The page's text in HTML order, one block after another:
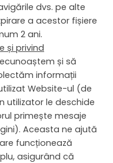
dvs. pe alte
a acestor fișiere
2 ani.
și privind
și să
informații
Website-ul (de
utilizator le deschide
primește mesaje
Aceasta ne ajută
funcționează
asigurând că